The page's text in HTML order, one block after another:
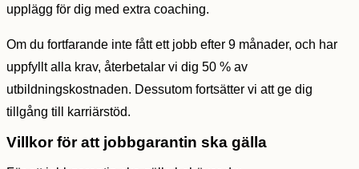
upplägg för dig med extra coaching.
Om du fortfarande inte fått ett jobb efter 9 månader, och har
uppfyllt alla krav, återbetalar vi dig 50 % av
utbildningskostnaden. Dessutom fortsätter vi att ge dig
tillgång till karriärstöd.
Villkor för att jobbgarantin ska gälla